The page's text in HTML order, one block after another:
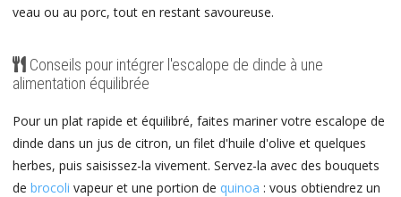
veau ou au porc, tout en restant savoureuse.
Conseils pour intégrer l'escalope de dinde à une
alimentation équilibrée
Pour un plat rapide et équilibré, faites mariner votre escalope de
dinde dans un jus de citron, un filet d'huile d'olive et quelques
herbes, puis saisissez-la vivement. Servez-la avec des bouquets
de brocoli vapeur et une portion de quinoa : vous obtiendrez un